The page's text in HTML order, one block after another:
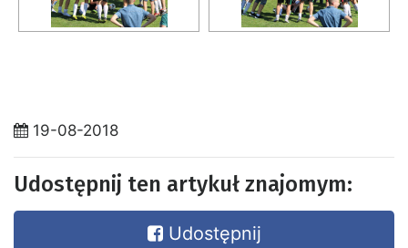
19-08-2018
Udostępnij ten artykuł znajomym:
Udostępnij